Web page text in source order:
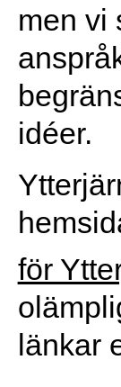
men vi
idéer.
för
länkar